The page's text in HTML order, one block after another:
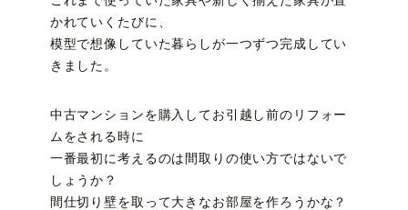
かれていくたびに、
模型で想像していた暮らしが一つずつ完成してい
きました。
中古マンションを購入してお引越し前のリフォー
ムをされる時に
一番最初に考えるのは間取りの使い方ではないで
しょうか？
間仕切り壁を取って大きなお部屋を作ろうかな？